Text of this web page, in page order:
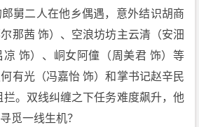
舅二人在他乡偶遇，意外结识胡商
那茜 饰）、空浪坊坊主云清（安沺
饰）、峒女阿僮（周美君 饰）等
有光（冯嘉怡 饰）和掌书记赵辛民
拦。双线纠缠之下任务难度飙升，他
觅一线生机？